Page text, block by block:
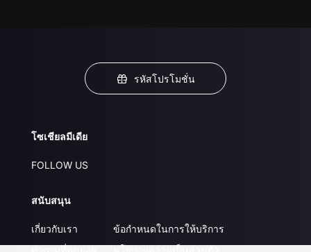
รหัสโปรโมชั่น
โซเชียลมีเดีย
FOLLOW US
สนับสนุน
เกี่ยวกับเรา
ข้อกำหนดในการให้บริการ